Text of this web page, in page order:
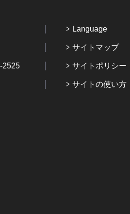
2525
Language
サイトマップ
サイトポリシー
サイトの使い方